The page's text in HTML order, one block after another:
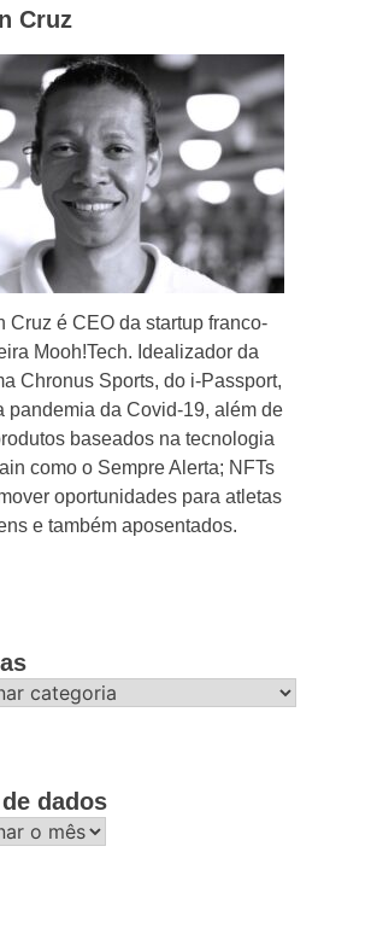
Cruz
Cruz é CEO da startup franco-
Mooh!Tech. Idealizador da
Chronus Sports, do i-Passport,
pandemia da Covid-19, além de
baseados na tecnologia
como o Sempre Alerta; NFTs
oportunidades para atletas
e também aposentados.
dados